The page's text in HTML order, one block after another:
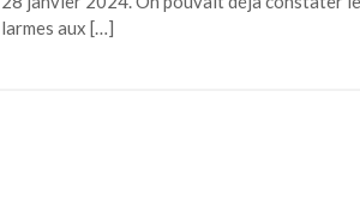
larmes aux […]